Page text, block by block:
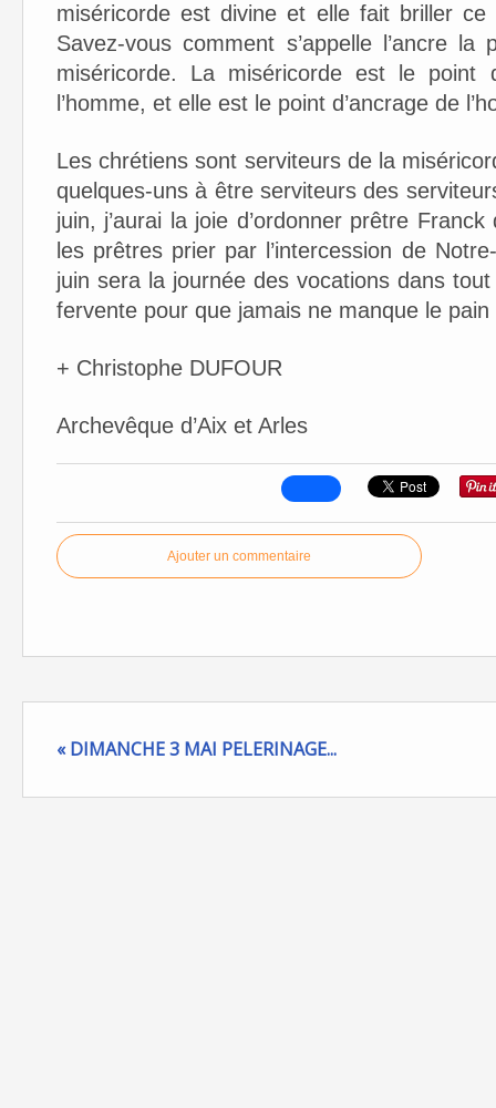
miséricorde est divine et elle fait briller
Savez-vous comment s’appelle l’ancre
miséricorde. La miséricorde est le
l’homme, et elle est le point d’ancrage de
Les chrétiens sont serviteurs de la
quelques-uns à être serviteurs des
juin, j’aurai la joie d’ordonner prêtre
les prêtres prier par l’intercession de
juin sera la journée des vocations dans
fervente pour que jamais ne manque le
+ Christophe DUFOUR
Archevêque d’Aix et Arles
Ajouter un commentaire
« DIMANCHE 3 MAI PELERINAGE...